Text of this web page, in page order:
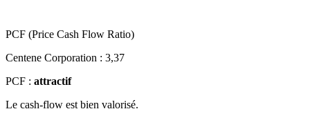
PCF (Price Cash Flow Ratio)
Centene Corporation : 3,37
PCF : attractif
Le cash-flow est bien valorisé.